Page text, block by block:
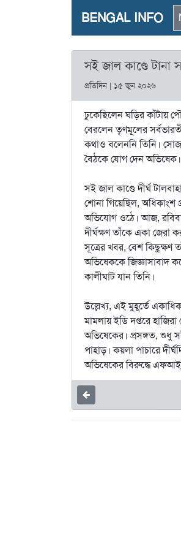
BENGAL INFO
সই জাল কাণ্ডে টানা
প্রতিদিন | ১৫ জুন ২০২৬
ঢুকেছিলেন ঘড়ির কাঁটায়
বেরলেন তৃণমূলের
কথাও বলেননি তিনি।
বৈঠকে যোগ দেন
সই জাল কাণ্ডে দীর্ঘ
শোনা গিয়েছিল, অধিকাংশ
অভিযোগ ওঠে। আজ,
দীর্ঘক্ষণ তাঁকে একা জেরা
সূত্রের খবর, বেশ কিছুক্ষণ
অভিষেককে জিজ্ঞাসাবাদ
কালীঘাট যান তিনি।
উল্লেখ্য, এই মুহূর্তে
মামলায় ইডি দপ্তরে
অভিষেকের। প্রসঙ্গত, শুধু
পাহাড়। কয়লা পাচারে
অভিষেকের বিরুদ্ধে